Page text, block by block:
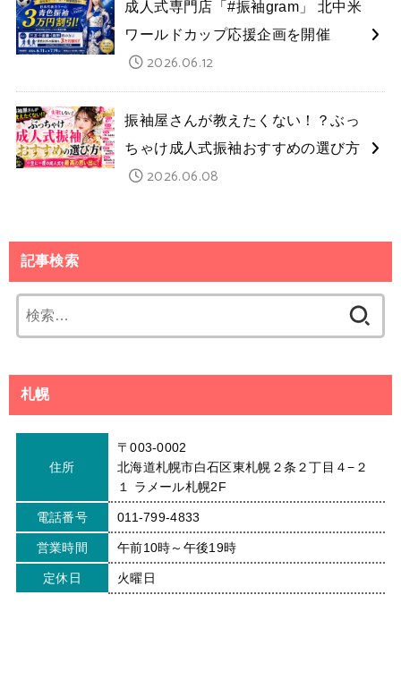
成人式専門店「#振袖gram」 北中米
ワールドカップ応援企画を開催
2026.06.12
振袖屋さんが教えたくない！？ぶっ
ちゃけ成人式振袖おすすめの選び方
2026.06.08
記事検索
索:
札幌
住所
〒003-0002
北海道札幌市白石区東札幌２条２丁目４−２
１ ラメール札幌2F
電話番号 011-799-4833
営業時間 午前10時～午後19時
定休日 火曜日